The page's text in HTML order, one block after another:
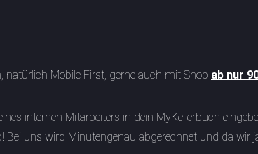
Mobile First, gerne auch mit Shop ab nur
internen Mitarbeiters in dein MyKellerbuch
uns wird Minutengenau abgerechnet und da wir